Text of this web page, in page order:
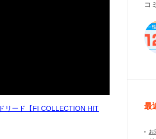
リード【FI COLLECTION HIT
コ
最
お